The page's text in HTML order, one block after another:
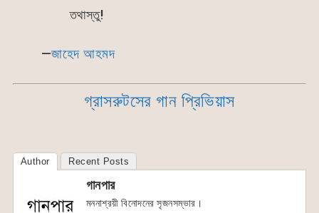
তথাস্তু!
—জাহেদ আহমদ
গ্রাসরুটসের গান প্রিভিয়াস
Author Recent Posts
গানপার
মননাশ্রয়ী বিনোদনের সৃজনসম্ভার।